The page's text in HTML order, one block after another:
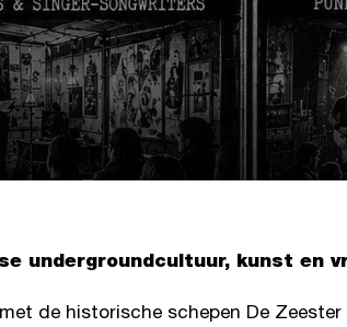
undergroundcultuur, kunst en
de historische schepen De